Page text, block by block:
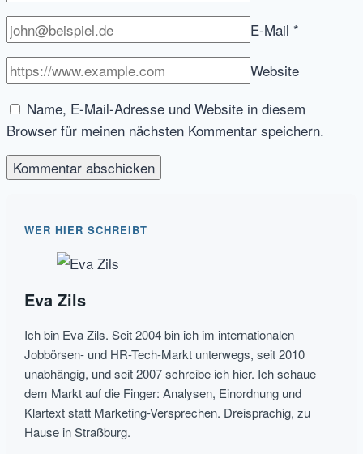
E-Mail *
Website
Name, E-Mail-Adresse und Website in diesem
Browser für meinen nächsten Kommentar speichern.
WER HIER SCHREIBT
Eva Zils
Ich bin Eva Zils. Seit 2004 bin ich im internationalen
Jobbörsen- und HR-Tech-Markt unterwegs, seit 2010
unabhängig, und seit 2007 schreibe ich hier. Ich schaue
dem Markt auf die Finger: Analysen, Einordnung und
Klartext statt Marketing-Versprechen. Dreisprachig, zu
Hause in Straßburg.